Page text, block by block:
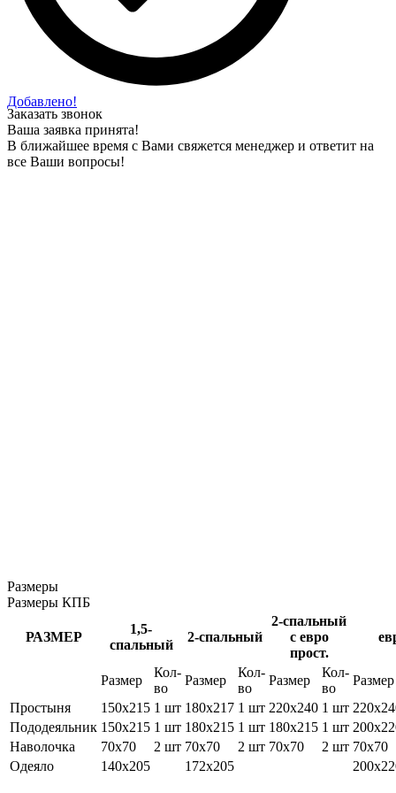
Добавлено!
Заказать звонок
Ваша заявка принята!
В ближайшее время с Вами свяжется менеджер и ответит на
все Ваши вопросы!
Размеры
Размеры КПБ
РАЗМЕР
1,5-
спальный
2-спальный
2-спальный
с евро
прост.
Размер
Кол-
во
Размер
Кол-
во
Размер
Кол-
во
Размер
Простыня
150х215 1 шт 180х217 1 шт 220х240 1 шт
Пододеяльник 150х215 1 шт 180х215 1 шт 180х215 1 шт
Наволочка
70х70 2 шт 70х70 2 шт 70х70 2 шт 70х70
Одеяло
140х205 172х205